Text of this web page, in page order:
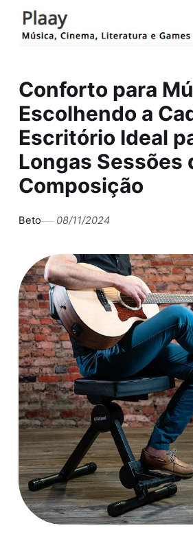
Conforto para
Escolhendo a
Escritório Ideal
Longas Sessões
Composição
Beto 08/11/2024